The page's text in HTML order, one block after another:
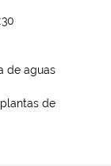
de aguas
de